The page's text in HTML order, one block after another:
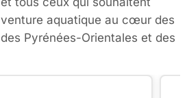
aquatique au cœur des
Pyrénées-Orientales et des